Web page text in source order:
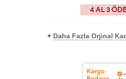
4 AL 3 ÖDE
+ Daha Fazla Orjinal